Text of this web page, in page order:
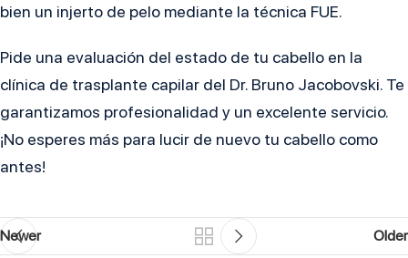
bien un injerto de pelo mediante la técnica FUE.
Pide una evaluación del estado de tu cabello en la
clínica de trasplante capilar del Dr. Bruno Jacobovski. Te
garantizamos profesionalidad y un excelente servicio.
¡No esperes más para lucir de nuevo tu cabello como
antes!
Newer Older